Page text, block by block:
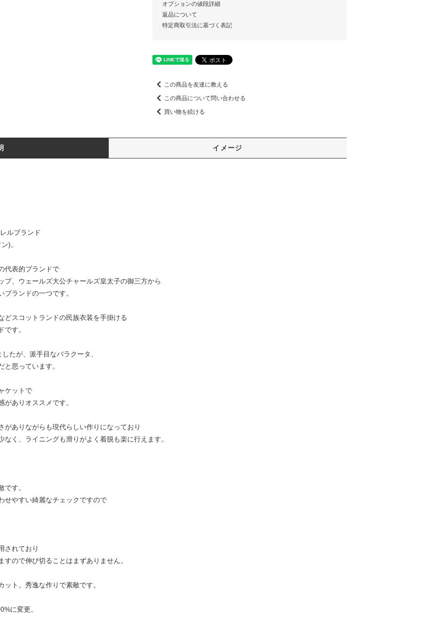
オプションの値段詳細
返品について
特定商取引法に基づく表記
この商品を友達に教える
この商品について問い合わせる
買い物を続ける
イメージ
ルブランド
)。
代表的ブランドで
プ、ウェールズ大公チャールズ皇太子の御三方から
ランドの一つです。
どスコットランドの民族衣装を手掛ける
す。
たが、派手目なバラクータ、
思っています。
ケットで
ありオススメです。
ありながらも現代らしい作りになっており
く、ライニングも滑りがよく着脱も楽に行えます。
す。
せやすい綺麗なチェックですので
されており
ので伸び切ることはまずありません。
ト。秀逸な作りで素敵です。
に変更。